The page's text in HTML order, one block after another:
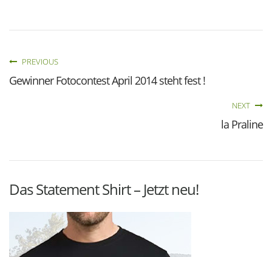
PREVIOUS
Gewinner Fotocontest April 2014 steht fest !
NEXT
la Praline
Das Statement Shirt – Jetzt neu!